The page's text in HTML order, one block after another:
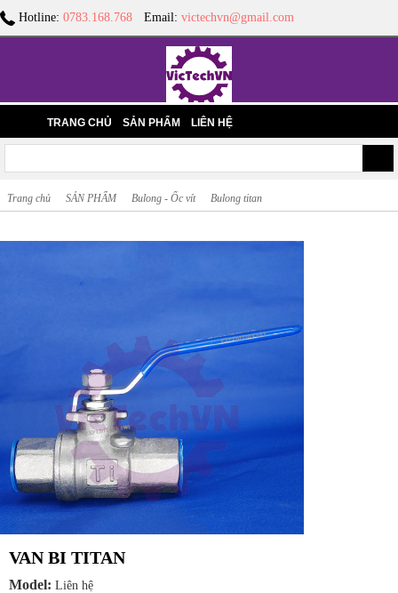
Hotline: 0783.168.768 Email: victechvn@gmail.com
TRANG CHỦ SẢN PHẨM LIÊN HỆ
Trang chủ SẢN PHẨM Bulong - Ốc vít Bulong titan
VAN BI TITAN
Model: Liên hệ